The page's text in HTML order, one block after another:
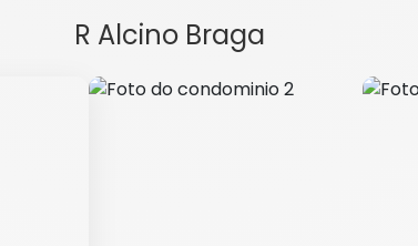
R Alcino Braga